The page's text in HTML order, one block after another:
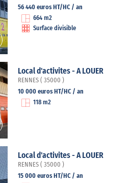
56 440 euros HT/HC / an
664 m2
Surface divisible
Local d'activites - A LOUER
RENNES ( 35000 )
10 000 euros HT/HC / an
118 m2
Local d'activites - A LOUER
RENNES ( 35000 )
15 000 euros HT/HC / an